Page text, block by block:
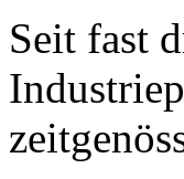
Seit fast